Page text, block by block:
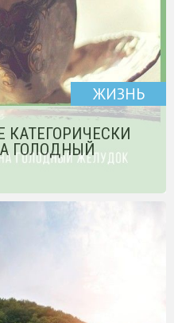
ЖИЗНЬ
КАТЕГОРИЧЕСКИ
ГОЛОДНЫЙ